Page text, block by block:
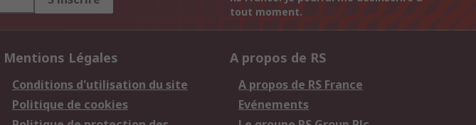
tout moment.
Mentions Légales
Conditions d'utilisation du site
Politique de cookies
A propos de RS
A propos de RS France
Evénements